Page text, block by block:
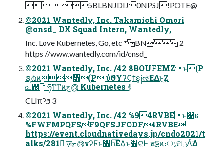
5BLBNJDIJ0NPSJ!POTE@
©2021 Wantedly, Inc. Takamichi Omori
@onsd_ DX Squad Intern, Wantedly,
Inc. Love Kubernetes, Go, etc *BN 2
https://www.wantedly.com/id/onsd_
©2021 Wantedly, Inc. /42 8BOUFEMZͱ(P
ຊ൪ͷ͸(P ύϑΥʔϚϯε͕༏ઌ͞ΕΔͱ͜Ζ
௨஌؅ཧͳͲͷج൫ Kubernetes ؔ࿈
CLIπʔϧ 3
©2021 Wantedly, Inc. /42 %94RVBEͱ͸ʁ
%FWFMPQFSF9QFSJFODF4RVBE
https://event.cloudnativedays.jp/cndo2021/t
alks/281 ٕज़ج൫νʔϜͱ঺հ͞ΕΔ͜ͱ΋ଟ͍Ͱ͢ ະདྷͷ։ൃମݧΛͭ͘Δ